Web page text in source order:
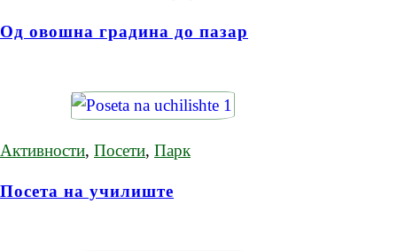
Од овошна градина до пазар
Активности, Посети, Парк
Посета на училиште